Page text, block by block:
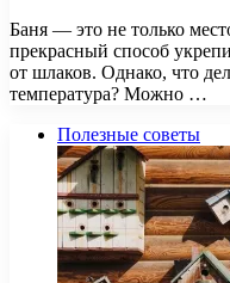
Баня — это не только
прекрасный способ
от шлаков. Однако, что
температура? Можно …
Полезные советы